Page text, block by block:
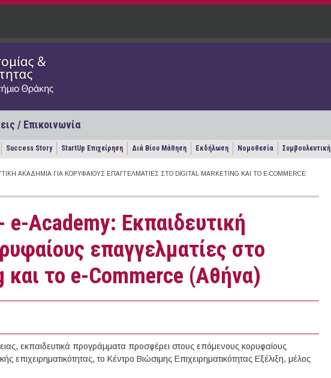
/ Επικοινωνία
Success Story StartUp Επιχείρηση Διά Βίου Μάθηση Εκδήλωση Νομοθεσία Συμβουλευτική
ΑΚΑΔΗΜΊΑ ΓΙΑ ΚΟΡΥΦΑΊΟΥΣ ΕΠΑΓΓΕΛΜΑΤΊΕΣ ΣΤΟ DIGITAL MARKETING ΚΑΙ ΤΟ E-COMMERCE
Academy: Εκπαιδευτική
επαγγελματίες στο
το e-Commerce (Αθήνα)
εκπαιδευτικά προγράμματα προσφέρει στους επόμενους κορυφαίους
επιχειρηματικότητας, το Κέντρο Βιώσιμης Επιχειρηματικότητας Εξέλιξη, μέλος